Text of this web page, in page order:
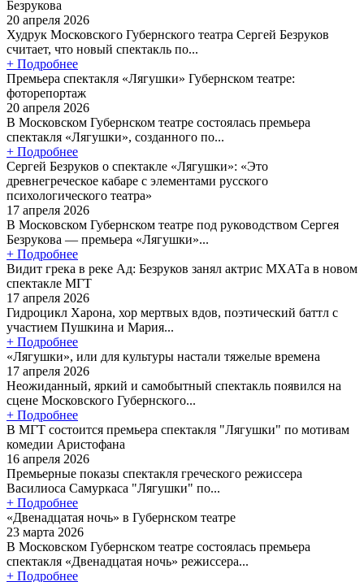
Безрукова
20 апреля 2026
Худрук Московского Губернского театра Сергей Безруков
считает, что новый спектакль по...
+ Подробнее
Премьера спектакля «Лягушки» Губернском театре:
фоторепортаж
20 апреля 2026
В Московском Губернском театре состоялась премьера
спектакля «Лягушки», созданного по...
+ Подробнее
Сергей Безруков о спектакле «Лягушки»: «Это
древнегреческое кабаре с элементами русского
психологического театра»
17 апреля 2026
В Московском Губернском театре под руководством Сергея
Безрукова — премьера «Лягушки»...
+ Подробнее
Видит грека в реке Ад: Безруков занял актрис МХАТа в новом
спектакле МГТ
17 апреля 2026
Гидроцикл Харона, хор мертвых вдов, поэтический баттл с
участием Пушкина и Мария...
+ Подробнее
«Лягушки», или для культуры настали тяжелые времена
17 апреля 2026
Неожиданный, яркий и самобытный спектакль появился на
сцене Московского Губернского...
+ Подробнее
В МГТ состоится премьера спектакля "Лягушки" по мотивам
комедии Аристофана
16 апреля 2026
Премьерные показы спектакля греческого режиссера
Василиоса Самуркаса "Лягушки" по...
+ Подробнее
«Двенадцатая ночь» в Губернском театре
23 марта 2026
В Московском Губернском театре состоялась премьера
спектакля «Двенадцатая ночь» режиссера...
+ Подробнее